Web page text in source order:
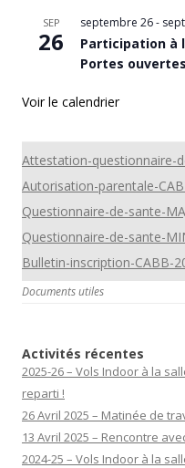
SEP
26
septembre 26-
Participation à
Portes ouvertes
Voir le calendrier
Attestation-questionnaire-
Autorisation-parentale-
Questionnaire-de-sante-
Questionnaire-de-sante-
Bulletin-inscription-CABB-
Documents utiles
Activités récentes
2025-26 – Vols Indoor à la
reparti !
26 Avril 2025 – Matinée de
13 Avril 2025 – Rencontre
2024-25 – Vols Indoor à la